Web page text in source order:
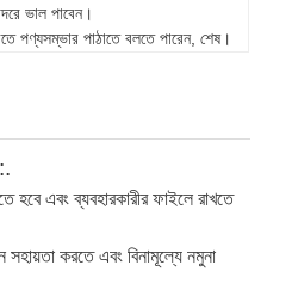
ভাল পাবেন।
পণ্যসম্ভার পাঠাতে বলতে পারেন, শেষ।
এবং ব্যবহারকারীর ফাইলে রাখতে
সহায়তা করতে এবং বিনামূল্যে নমুনা